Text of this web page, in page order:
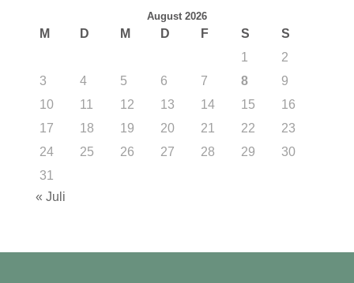
August 2026
M D M D F S
S
1
2
3
4 5 6 7 8
9
10
11 12 13 14 15
16
17
18 19 20 21 22
23
24
25 26 27 28 29
30
31
« Juli